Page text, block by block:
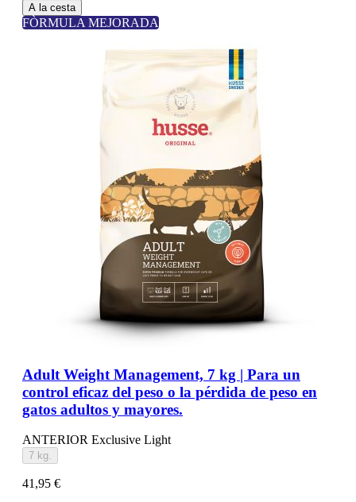
A la cesta
FÒRMULA MEJORADA
Adult Weight Management, 7 kg | Para un
control eficaz del peso o la pérdida de peso en
gatos adultos y mayores.
ANTERIOR Exclusive Light
7 kg.
41,95 €